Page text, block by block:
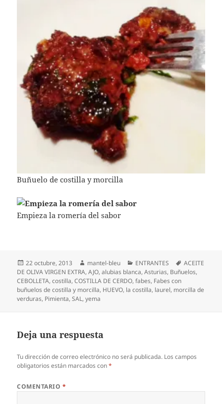
Buñuelo de costilla y morcilla
Empieza la romería del sabor
Publicado
el
22 octubre, 2013 Autor
mantel-bleu Categorías
ENTRANTES Etiquetas
ACEITE
DE OLIVA VIRGEN EXTRA,AJO,alubias blanca,Asturias, Buñuelos,
CEBOLLETA,costilla,COSTILLA DE CERDO,fabes, Fabes con
buñuelos de costilla y morcilla, HUEVO, la costilla, laurel, morcilla de
verduras, Pimienta,SAL,yema
Deja una respuesta
Tu dirección de correo electrónico no será publicada. Los campos
obligatorios están marcados con*
COMENTARIO *